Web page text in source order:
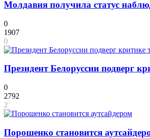
Молдавия получила статус
0
1907
0
Президент Белоруссии подверг
0
2792
2
Порошенко становится